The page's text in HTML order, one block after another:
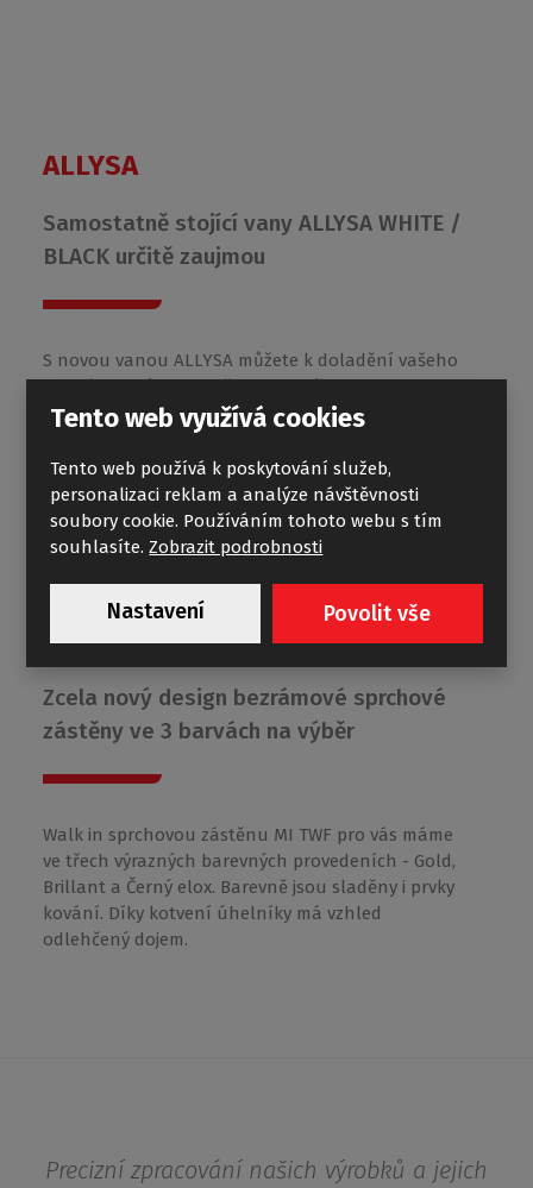
ALLYSA
Samostatně stojící vany ALLYSA WHITE /
BLACK určitě zaujmou
S novou vanou ALLYSA můžete k doladění vašeho
interiéru vybírat mezi černou a bílou variantou!
Luxusní oválná volně stojící vana z litého
mramoru o rozměru 170x80 cm.
MI TWF
Zcela nový design bezrámové sprchové
zástěny ve 3 barvách na výběr
Walk in sprchovou zástěnu MI TWF pro vás máme
ve třech výrazných barevných provedeních - Gold,
Brillant a Černý elox. Barevně jsou sladěny i prvky
kování. Díky kotvení úhelníky má vzhled
odlehčený dojem.
Precizní zpracování našich výrobků a jejich
Tento web využívá cookies
Tento web používá k poskytování služeb,
personalizaci reklam a analýze návštěvnosti
soubory cookie. Používáním tohoto webu s tím
souhlasíte.Zobrazit podrobnosti
Nastavení Povolit vše